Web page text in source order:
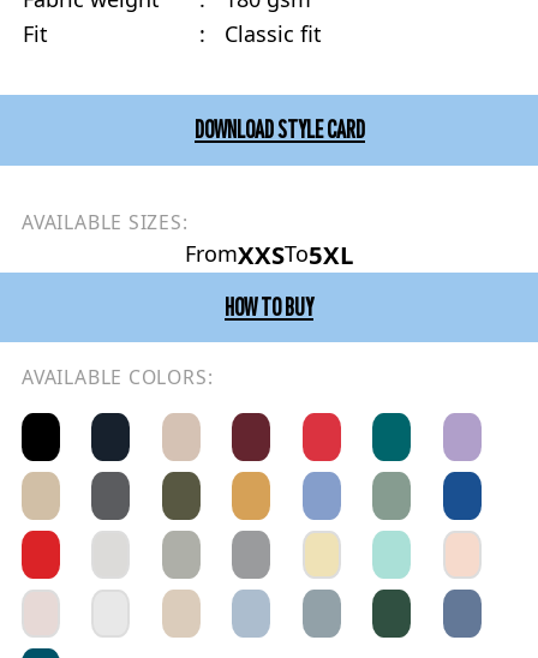
Fit
: Classic fit
DOWNLOAD STYLE CARD
AVAILABLE SIZES:
FromXXSTo5XL
HOW TO BUY
AVAILABLE COLORS: